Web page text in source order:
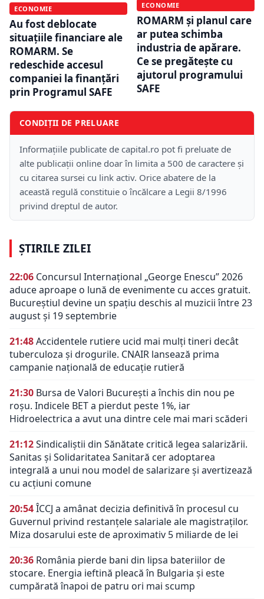
ECONOMIE
Au fost deblocate
situațiile financiare ale
ROMARM. Se
redeschide accesul
companiei la finanțări
prin Programul SAFE
ECONOMIE
ROMARM și planul care
ar putea schimba
industria de apărare.
Ce se pregătește cu
ajutorul programului
SAFE
CONDIȚII DE PRELUARE
Informațiile publicate de capital.ro pot fi preluate de
alte publicații online doar în limita a 500 de caractere și
cu citarea sursei cu link activ. Orice abatere de la
această regulă constituie o încălcare a Legii 8/1996
privind dreptul de autor.
ȘTIRILE ZILEI
22:06 Concursul Internațional „George Enescu” 2026
aduce aproape o lună de evenimente cu acces gratuit.
Bucureștiul devine un spațiu deschis al muzicii între 23
august și 19 septembrie
21:48Accidentele rutiere ucid mai mulți tineri decât
tuberculoza și drogurile. CNAIR lansează prima
campanie națională de educație rutieră
21:30 Bursa de Valori București a închis din nou pe
roșu. Indicele BET a pierdut peste 1%, iar
Hidroelectrica a avut una dintre cele mai mari scăderi
21:12Sindicaliștii din Sănătate critică legea salarizării.
Sanitas și Solidaritatea Sanitară cer adoptarea
integrală a unui nou model de salarizare și avertizează
cu acțiuni comune
20:54ÎCCJ a amânat decizia definitivă în procesul cu
Guvernul privind restanțele salariale ale magistraților.
Miza dosarului este de aproximativ 5 miliarde de lei
20:36 România pierde bani din lipsa bateriilor de
stocare. Energia ieftină pleacă în Bulgaria și este
cumpărată înapoi de patru ori mai scump